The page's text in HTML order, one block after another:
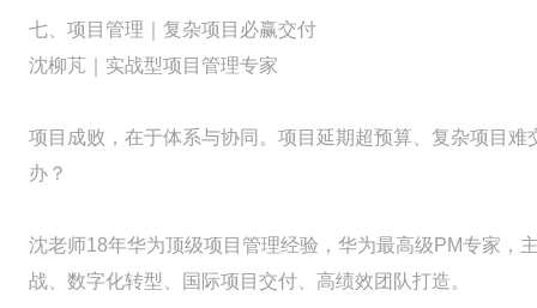
七、项目管理｜复杂项目必赢交付
沈柳芃｜实战型项目管理专家
项目成败，在于体系与协同。项目延期超预算、复杂项目
办？
沈老师18年华为顶级项目管理经验，华为最高级PM专家，
战、数字化转型、国际项目交付、高绩效团队打造。